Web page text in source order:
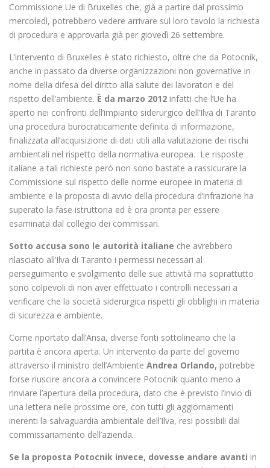
Commissione Ue di Bruxelles che, già a partire dal prossimo
mercoledì, potrebbero vedere arrivare sul loro tavolo la richiesta
di procedura e approvarla già per giovedì 26 settembre.
L’intervento di Bruxelles è stato richiesto, oltre che da Potocnik,
anche in passato da diverse organizzazioni non governative in
nome della difesa del diritto alla salute dei lavoratori e del
rispetto dell’ambiente. È da marzo 2012 infatti che l’Ue ha
aperto nei confronti dell’impianto siderurgico dell’Ilva di Taranto
una procedura burocraticamente definita di informazione,
finalizzata all’acquisizione di dati utili alla valutazione dei rischi
ambientali nel rispetto della normativa europea. Le risposte
italiane a tali richieste però non sono bastate a rassicurare la
Commissione sul rispetto delle norme europee in materia di
ambiente e la proposta di avvio della procedura d’infrazione ha
superato la fase istruttoria ed è ora pronta per essere
esaminata dal collegio dei commissari.
Sotto accusa sono le autorità italiane che avrebbero
rilasciato all’Ilva di Taranto i permessi necessari al
perseguimento e svolgimento delle sue attività ma soprattutto
sono colpevoli di non aver effettuato i controlli necessari a
verificare che la società siderurgica rispetti gli obblighi in materia
di sicurezza e ambiente.
Come riportato dall’Ansa, diverse fonti sottolineano che la
partita è ancora aperta. Un intervento da parte del governo
attraverso il ministro dell’Ambiente Andrea Orlando, potrebbe
forse riuscire ancora a convincere Potocnik quanto meno a
rinviare l’apertura della procedura, dato che è previsto l’invio di
una lettera nelle prossime ore, con tutti gli aggiornamenti
inerenti la salvaguardia ambientale dell’Ilva, resi possibili dal
commissariamento dell’azienda.
Se la proposta Potocnik invece, dovesse andare avanti in